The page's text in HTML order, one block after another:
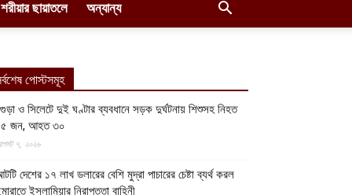
শরীয়ার ছায়াতলে অন্যান্য
পোস্টসমূহ
ও সিলেটে দুই ঘণ্টার ব্যবধানে সড়ক দুর্ঘটনায় শিশুসহ নিহত
জন, আহত ৩০
৭, ২০২৬
দেশের ১৭ লাখ ডলারের বেশি মুদ্রা পাচারের চেষ্টা ব্যর্থ করল
ইসলামিয়ার নিরাপত্তা বাহিনী